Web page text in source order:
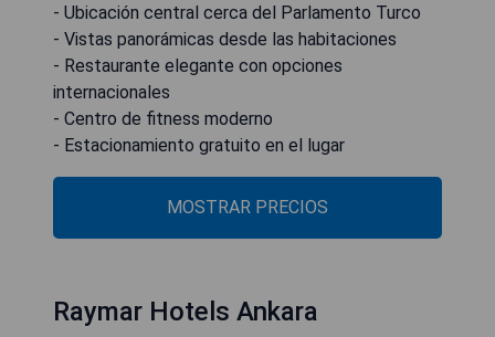
- Ubicación central cerca del Parlamento Turco
- Vistas panorámicas desde las habitaciones
- Restaurante elegante con opciones
internacionales
- Centro de fitness moderno
- Estacionamiento gratuito en el lugar
MOSTRAR PRECIOS
Raymar Hotels Ankara